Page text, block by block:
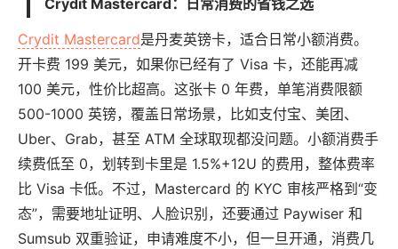
Crydit Mastercard：日常消费的省钱之选
Crydit Mastercard是丹麦英镑卡，适合日常小额消费。
开卡费 199 美元，如果你已经有了 Visa 卡，还能再减
100 美元，性价比超高。这张卡 0 年费，单笔消费限额
500-1000 英镑，覆盖日常场景，比如支付宝、美团、
Uber、Grab，甚至 ATM 全球取现都没问题。小额消费手
续费低至 0，划转到卡里是 1.5%+12U 的费用，整体费率
比 Visa 卡低。不过，Mastercard 的 KYC 审核严格到“变
态”，需要地址证明、人脸识别，还要通过 Paywiser 和
Sumsub 双重验证，申请难度不小，但一旦开通，消费几